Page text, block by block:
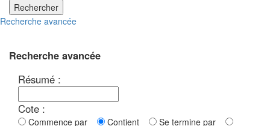
Rechercher
Recherche avancée
Recherche avancée
Résumé :
Cote :
Commence par Contient
Se termine par